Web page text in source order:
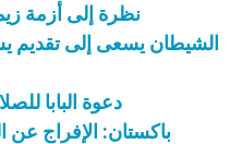
نظرة إلى أزمة
الشيطان يسعى إلى تقديم
دعوة البابا
باكستان: الإفراج عن